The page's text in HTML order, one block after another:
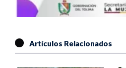
Artículos Relacionados